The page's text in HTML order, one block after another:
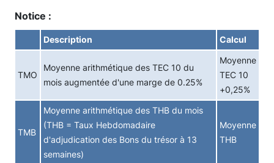
Notice :
Description Calcul
TMO
Moyenne arithmétique des TEC 10 du
mois augmentée d'une marge de 0.25%
Moyenne
TEC 10
+0,25%
TMB
Moyenne arithmétique des THB du mois
(THB = Taux Hebdomadaire
d'adjudication des Bons du trésor à 13
semaines)
Moyenne
THB